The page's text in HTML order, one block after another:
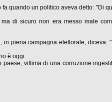
quando un politico aveva detto: "Di
di sicuro non era messo male
piena campagna elettorale, diceva:
è oggi.
vittima di una corruzione